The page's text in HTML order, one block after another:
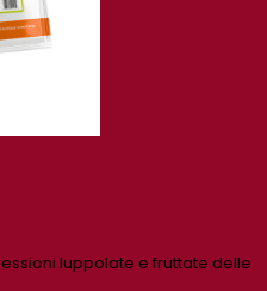
luppolate e fruttate delle